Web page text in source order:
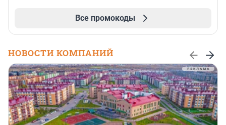
Все промокоды
НОВОСТИ КОМПАНИЙ